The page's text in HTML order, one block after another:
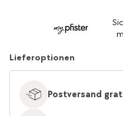
Lieferoptionen
Postversand